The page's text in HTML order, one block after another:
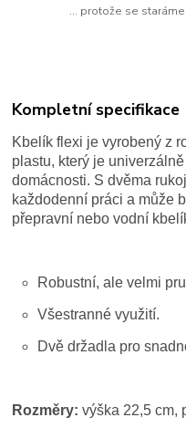
... protože se staráme!
Kompletní specifikace
Kbelík flexi je vyrobený z
plastu, který je
domácnosti. S dvěma
každodenní práci a může
přepravní nebo vodní
Robustní, ale velmi
Všestranné využití.
Dvě držadla pro
Rozměry: výška 22,5 cm,